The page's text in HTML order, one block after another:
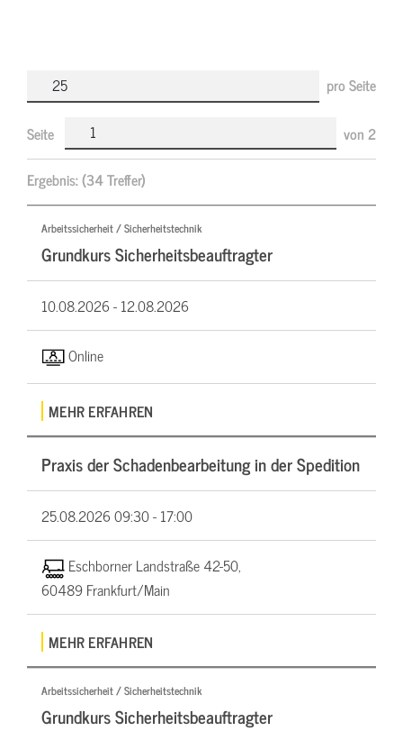
pro Seite
Seite von2
Ergebnis:(34 Treffer)
Arbeitssicherheit / Sicherheitstechnik
Grundkurs Sicherheitsbeauftragter
10.08.2026 -12.08.2026
Online
MEHR ERFAHREN
Praxis der Schadenbearbeitung in der Spedition
25.08.202609:30 - 17:00
Eschborner Landstraße 42-50,
60489 Frankfurt/Main
MEHR ERFAHREN
Arbeitssicherheit / Sicherheitstechnik
Grundkurs Sicherheitsbeauftragter